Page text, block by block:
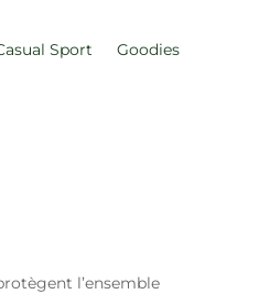
Sport Goodies
l’ensemble